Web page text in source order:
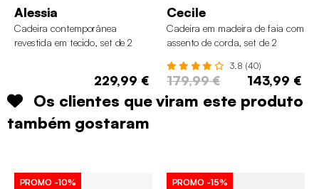
Alessia
Cadeira contemporânea
revestida em tecido, set de 2
229,99 €
Cecile
Cadeira em madeira de faia com
assento de corda, set de 2
3.8 (40)
179,99 € 143,99 €
Os clientes que viram este produto
também gostaram
PROMO -10% PROMO -15%